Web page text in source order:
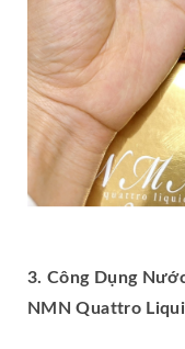
3. Công Dụng
NMN Quattro